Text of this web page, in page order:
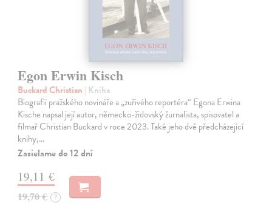
Egon Erwin Kisch
Buckard Christian | Kniha
Biografii pražského novináře a „zuřivého reportéra“ Egona Erwina
Kische napsal její autor, německo-židovský žurnalista, spisovatel a
filmař Christian Buckard v roce 2023. Také jeho dvě předcházející
knihy,…
Zasielame do 12 dní
19,11 €
19,70 € ?